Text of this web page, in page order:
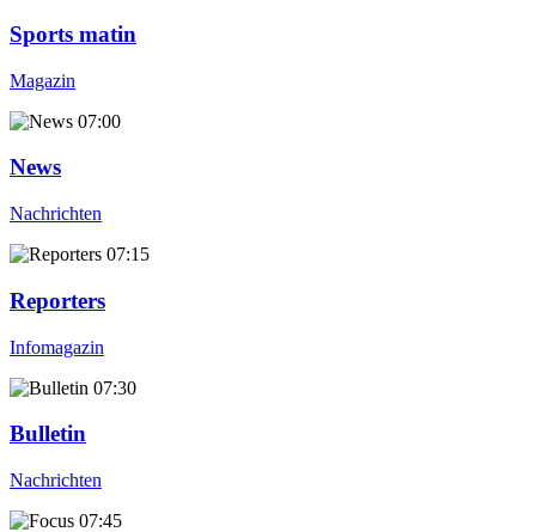
Sports matin
Magazin
07:00
News
Nachrichten
07:15
Reporters
Infomagazin
07:30
Bulletin
Nachrichten
07:45